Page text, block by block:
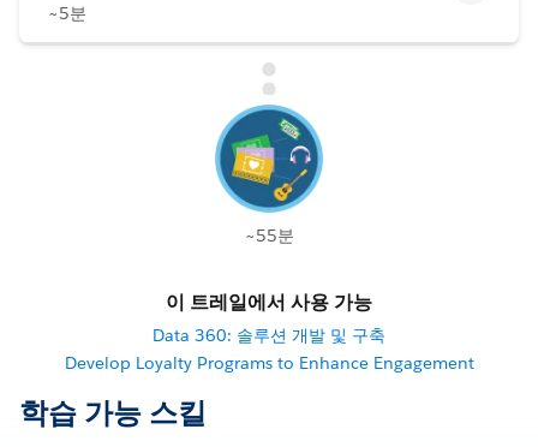
~5분
~55분
이 트레일에서 사용 가능
Data 360: 솔루션 개발 및 구축
Develop Loyalty Programs to Enhance Engagement
학습 가능 스킬